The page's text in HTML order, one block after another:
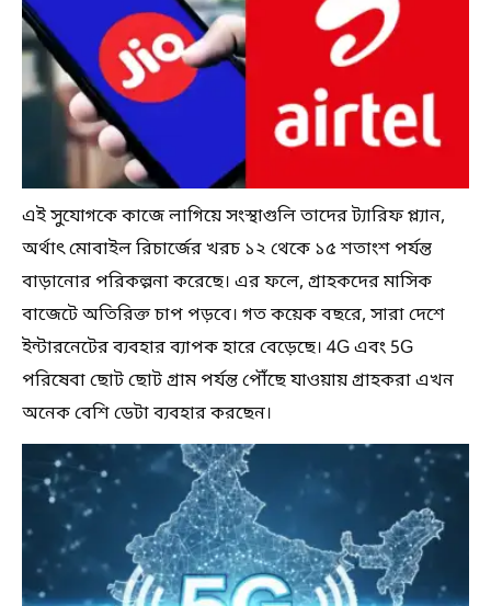
এই সুযোগকে কাজে লাগিয়ে সংস্থাগুলি তাদের ট্যারিফ প্ল্যান,
অর্থাৎ মোবাইল রিচার্জের খরচ ১২ থেকে ১৫ শতাংশ পর্যন্ত
বাড়ানোর পরিকল্পনা করেছে। এর ফলে, গ্রাহকদের মাসিক
বাজেটে অতিরিক্ত চাপ পড়বে। গত কয়েক বছরে, সারা দেশে
ইন্টারনেটের ব্যবহার ব্যাপক হারে বেড়েছে। 4G এবং 5G
পরিষেবা ছোট ছোট গ্রাম পর্যন্ত পৌঁছে যাওয়ায় গ্রাহকরা এখন
অনেক বেশি ডেটা ব্যবহার করছেন।